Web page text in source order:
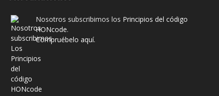
Nosotros subscribimos los Principios del código
HONcode.
Compruébelo aquí.